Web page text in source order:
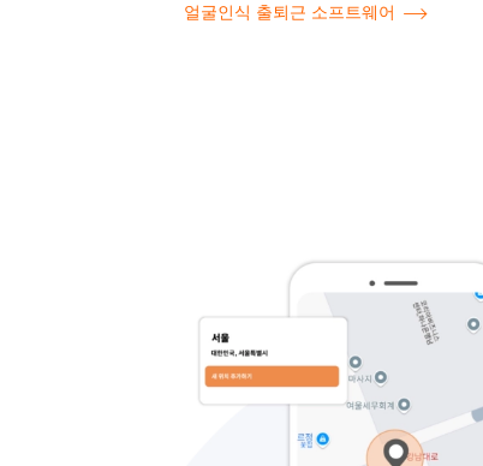
얼굴인식 출퇴근 소프트웨어